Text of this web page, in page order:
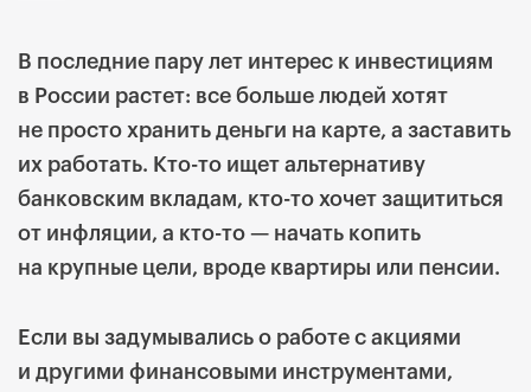
В последние пару лет интерес к инвестициям
в России растет: все больше людей хотят
не просто хранить деньги на карте, а заставить
их работать. Кто-то ищет альтернативу
банковским вкладам, кто-то хочет защититься
от инфляции, а кто-то — начать копить
на крупные цели, вроде квартиры или пенсии.
Если вы задумывались о работе с акциями
и другими финансовыми инструментами,